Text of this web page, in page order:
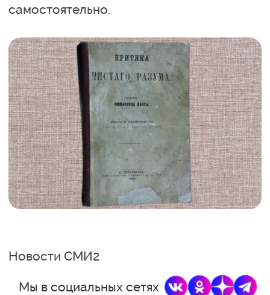
самостоятельно.
Новости СМИ2
Мы в социальных сетях